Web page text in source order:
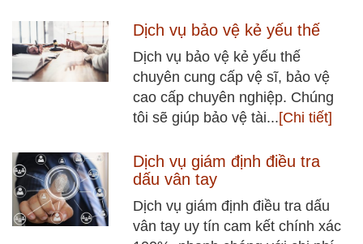
Dịch vụ bảo vệ kẻ yếu thế
Dịch vụ bảo vệ kẻ yếu thế
chuyên cung cấp vệ sĩ, bảo vệ
cao cấp chuyên nghiệp. Chúng
tôi sẽ giúp bảo vệ tài...[Chi tiết]
Dịch vụ giám định điều tra
dấu vân tay
Dịch vụ giám định điều tra dấu
vân tay uy tín cam kết chính xác